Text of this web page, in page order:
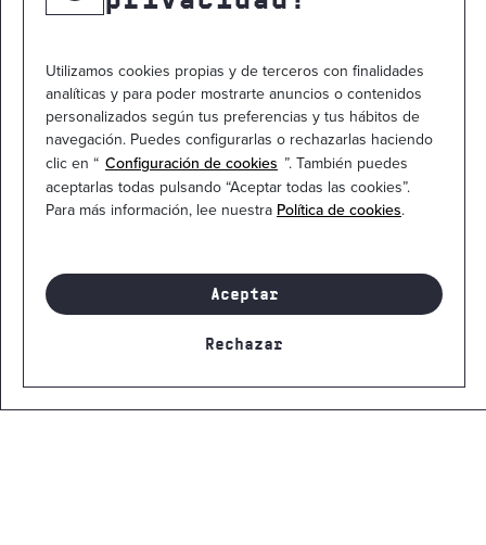
Utilizamos cookies propias y de terceros con finalidades
analíticas y para poder mostrarte anuncios o contenidos
personalizados según tus preferencias y tus hábitos de
navegación. Puedes configurarlas o rechazarlas haciendo
clic en “ Configuración de cookies ”. También puedes
aceptarlas todas pulsando “Aceptar todas las cookies”.
Para más información, lee nuestra Política de cookies.
Aceptar
Rechazar